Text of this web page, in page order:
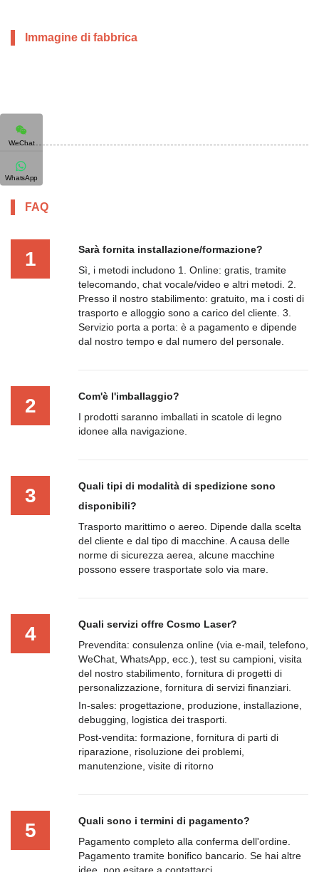
Immagine di fabbrica
FAQ
1
Sarà fornita installazione/formazione?
Sì, i metodi includono 1. Online: gratis, tramite
telecomando, chat vocale/video e altri metodi. 2.
Presso il nostro stabilimento: gratuito, ma i costi di
trasporto e alloggio sono a carico del cliente. 3.
Servizio porta a porta: è a pagamento e dipende
dal nostro tempo e dal numero del personale.
2
Com'è l'imballaggio?
I prodotti saranno imballati in scatole di legno
idonee alla navigazione.
3
Quali tipi di modalità di spedizione sono
disponibili?
Trasporto marittimo o aereo. Dipende dalla scelta
del cliente e dal tipo di macchine. A causa delle
norme di sicurezza aerea, alcune macchine
possono essere trasportate solo via mare.
4
Quali servizi offre Cosmo Laser?
Prevendita: consulenza online (via e-mail, telefono,
WeChat, WhatsApp, ecc.), test su campioni, visita
del nostro stabilimento, fornitura di progetti di
personalizzazione, fornitura di servizi finanziari.
In-sales: progettazione, produzione, installazione,
debugging, logistica dei trasporti.
Post-vendita: formazione, fornitura di parti di
riparazione, risoluzione dei problemi,
manutenzione, visite di ritorno
5
Quali sono i termini di pagamento?
Pagamento completo alla conferma dell'ordine.
Pagamento tramite bonifico bancario. Se hai altre
idee, non esitare a contattarci.
WeChat
WhatsApp